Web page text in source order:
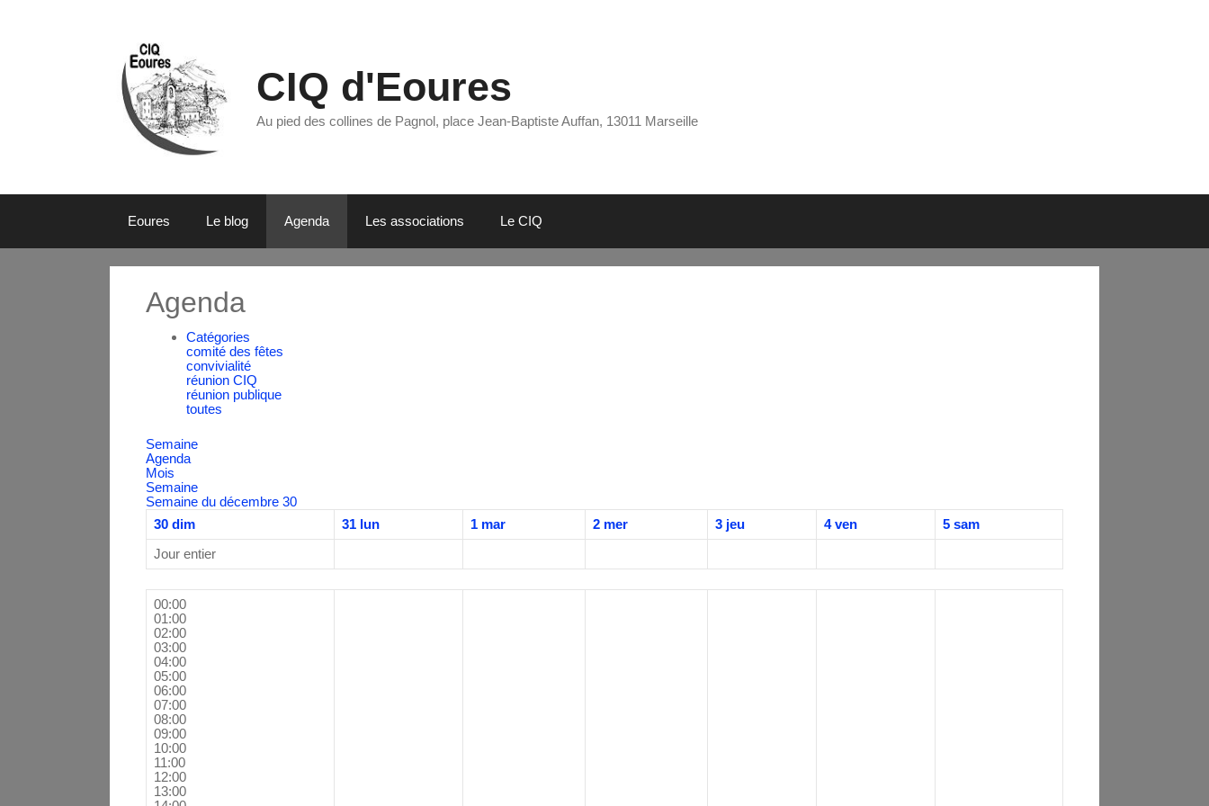
CIQ d'Eoures
Au pied des collines de Pagnol, place Jean-Baptiste Auffan, 13011 Marseille
Eoures Le blog Agenda Les associations Le CIQ
Agenda
Catégories
comité des fêtes
convivialité
réunion CIQ
réunion publique
toutes
Semaine
Agenda
Mois
Semaine
Semaine du décembre 30
30 dim 31 lun 1 mar 2 mer 3 jeu 4 ven 5 sam
Jour entier
00:00
01:00
02:00
03:00
04:00
05:00
06:00
07:00
08:00
09:00
10:00
11:00
12:00
13:00